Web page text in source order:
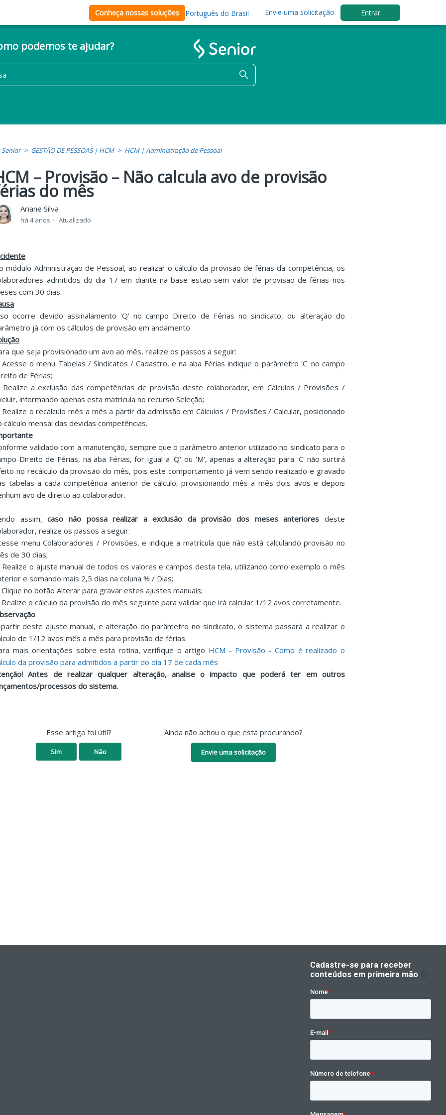
Conheça nossas soluções Português do Brasil Envie uma solicitação Entrar
podemos te ajudar?
Senior GESTÃO DE PESSOAS | HCM HCM | Administração de Pessoal
– Provisão – Não calcula avo de provisão
do mês
Ariane Silva
há 4 anos Atualizado
módulo Administração de Pessoal, ao realizar o cálculo da provisão de férias da competência, os
admitidos do dia 17 em diante na base estão sem valor de provisão de férias nos
com 30 dias.
ocorre devido assinalamento 'Q' no campo Direito de Férias no sindicato, ou alteração do
já com os cálculos de provisão em andamento.
que seja provisionado um avo ao mês, realize os passos a seguir:
Acesse o menu Tabelas / Sindicatos / Cadastro, e na aba Férias indique o parâmetro 'C' no campo
de Férias;
Realize a exclusão das competências de provisão deste colaborador, em Cálculos / Provisões /
informando apenas esta matrícula no recurso Seleção;
Realize o recálculo mês a mês a partir da admissão em Cálculos / Provisões / Calcular, posicionado
cálculo mensal das devidas competências.
validado com a manutenção, sempre que o parâmetro anterior utilizado no sindicato para o
Direito de Férias, na aba Férias, for igual a 'Q' ou 'M', apenas a alteração para 'C' não surtirá
no recálculo da provisão do mês, pois este comportamento já vem sendo realizado e gravado
tabelas a cada competência anterior de cálculo, provisionando mês a mês dois avos e depois
avo de direito ao colaborador.
assim,caso não possa realizar a exclusão da provisão dos meses anteriores deste
realize os passos a seguir:
menu Colaboradores / Provisões, e indique a matrícula que não está calculando provisão no
de 30 dias;
Realize o ajuste manual de todos os valores e campos desta tela, utilizando como exemplo o mês
e somando mais 2,5 dias na coluna % / Dias;
Clique no botão Alterar para gravar estes ajustes manuais;
Realize o cálculo da provisão do mês seguinte para validar que irá calcular 1/12 avos corretamente.
deste ajuste manual, e alteração do parâmetro no sindicato, o sistema passará a realizar o
de 1/12 avos mês a mês para provisão de férias.
mais orientações sobre esta rotina, verifique o artigo HCM - Provisão - Como é realizado o
da provisão para admitidos a partir do dia 17 de cada mês
Antes de realizar qualquer alteração, analise o impacto que poderá ter em outros
processos do sistema.
Esse artigo foi útil?
Sim Não
Ainda não achou o que está procurando?
Envie uma solicitação